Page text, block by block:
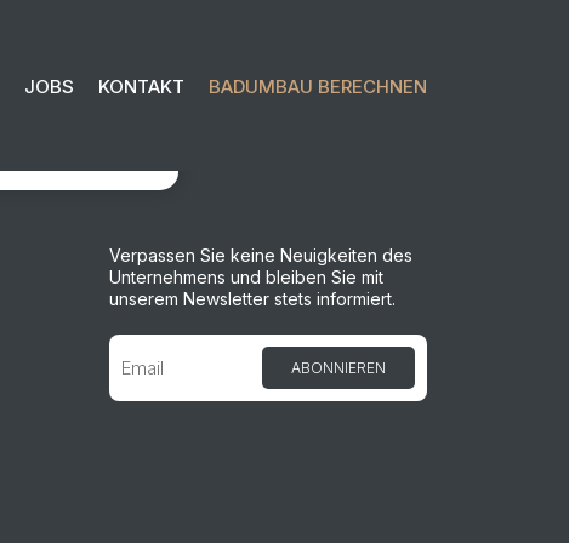
JOBS KONTAKT BADUMBAU BERECHNEN
Verpassen Sie keine Neuigkeiten des
Unternehmens und bleiben Sie mit
unserem Newsletter stets informiert.